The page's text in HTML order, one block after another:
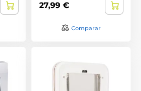
27,99 €
Comparar